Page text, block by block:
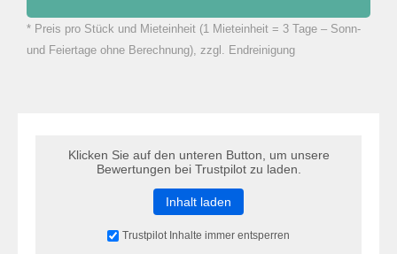
zu Warenkorb hinzugefügt.
* Preis pro Stück und Mieteinheit (1 Mieteinheit = 3 Tage – Sonn-
und Feiertage ohne Berechnung), zzgl. Endreinigung
Klicken Sie auf den unteren Button, um unsere
Bewertungen bei Trustpilot zu laden.
Inhalt laden
Trustpilot Inhalte immer entsperren